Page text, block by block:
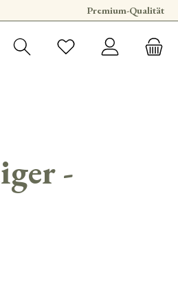
Premium-Qualität
-